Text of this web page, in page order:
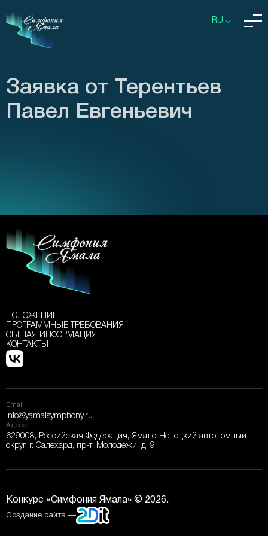
RU
Заявка от Терентьев
Павел Евгеньевич
ПОЛОЖЕНИЕ
ПРОГРАММНЫЕ ТРЕБОВАНИЯ
ОБЩАЯ ИНФОРМАЦИЯ
КОНТАКТЫ
Email:
info@yamalsymphony.ru
Адрес:
629008, Российская Федерация, Ямало-Ненецкий автономный
округ, г. Салехард, пр-т. Молодежи, д. 9
Конкурс «Симфония Ямала» © 2026.
Создание сайта —